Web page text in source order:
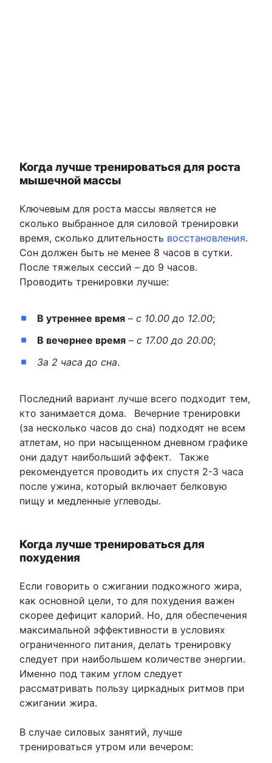
Когда лучше тренироваться для роста
мышечной массы
Ключевым для роста массы является не
сколько выбранное для силовой тренировки
время, сколько длительность восстановления.
Сон должен быть не менее 8 часов в сутки.
После тяжелых сессий – до 9 часов.
Проводить тренировки лучше:
В утреннее время– с 10.00 до 12.00;
В вечернее время– с 17.00 до 20.00;
За 2 часа до сна.
Последний вариант лучше всего подходит тем,
кто занимается дома.
Вечерние тренировки
(за несколько часов до сна) подходят не всем
атлетам, но при насыщенном дневном графике
они дадут наибольший эффект.
Также
рекомендуется проводить их спустя 2-3 часа
после ужина, который включает белковую
пищу и медленные углеводы.
Когда лучше тренироваться для
похудения
Если говорить о сжигании подкожного жира,
как основной цели, то для похудения важен
скорее дефицит калорий. Но, для обеспечения
максимальной эффективности в условиях
ограниченного питания, делать тренировку
следует при наибольшем количестве энергии.
Именно под таким углом следует
рассматривать пользу циркадных ритмов при
сжигании жира.
В случае силовых занятий, лучше
тренироваться утром или вечером: